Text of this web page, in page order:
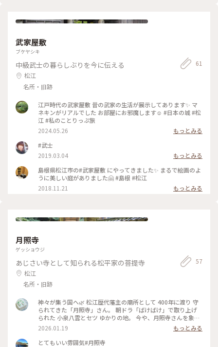
りとなり、バス停でしのいだものの、体が冷え切ってしまいま
す。 #秋の装い #ヘルン旧居 #小泉八雲 #朝ドラ #武家屋
敷 #松江 #ばけばけ #雨ふたたび #夫婦旅 #どうにかな
家族の歴史が感じられます。 山陰の怪談を朗読で楽しめる再話
が・・並んでる。 館内全体が神在月＋朝ドラ効果なのか、人
をかき分けるほど混んでおり、時間も迫っていたので、サクッ
念館の隣にあります。 小泉八雲が明治24年6月から11月までの
江藩士の武家屋敷で、三方に庭が見える部屋や八雲が好んで眺
見学されたい場合は割引の共通券あり 旧居についてはもう少
し、縦アングルで次項に紹介しますね。 #秋の装い #朝ド
ラ #ばけばけ #武家屋敷 #小泉八雲 #小泉八雲記念館 #
ヘルン旧居 #どうにかなる #夫婦旅 #珍道中
武家屋敷
ブケヤシキ
中級武士の暮らしぶりを今に伝える
松江
名所・旧跡
61
江戸時代の武家屋敷 昔の武家の生活が展示してあります✨ マ
ネキンがリアルでした お部屋にお邪魔します☺️ #日本の城 #松
江 #私のことりっぷ旅
2024.05.26
もっとみる
#武士
2019.03.04
もっとみる
島根県松江市の#武家屋敷 にやってきました✨ まるで絵画のよ
うに美しい庭がありました🤗 #島根 #松江
2018.11.21
もっとみる
月照寺
ゲッショウジ
あじさい寺として知られる松平家の菩提寺
松江
名所・旧跡
57
神々が集う国へ🌿 松江歴代藩主の廟所として 400年に渡り 守
られてきた「月照寺」さん。 朝ドラ「ばけばけ」で取り上げ
られた 小泉八雲とセツ ゆかりの地。 今や、月照寺さんを象徴
するような 石造の大亀像が見たくて 訪れました。 書院からの
庭の眺めも美しく お抹茶もいただけます。。 本堂でお参り、
奥へと進むと… わ、わ、すごいっ、ほんとに大きいっっ！ そ
2026.01.19
もっとみる
とてもいい雰囲気#月照寺